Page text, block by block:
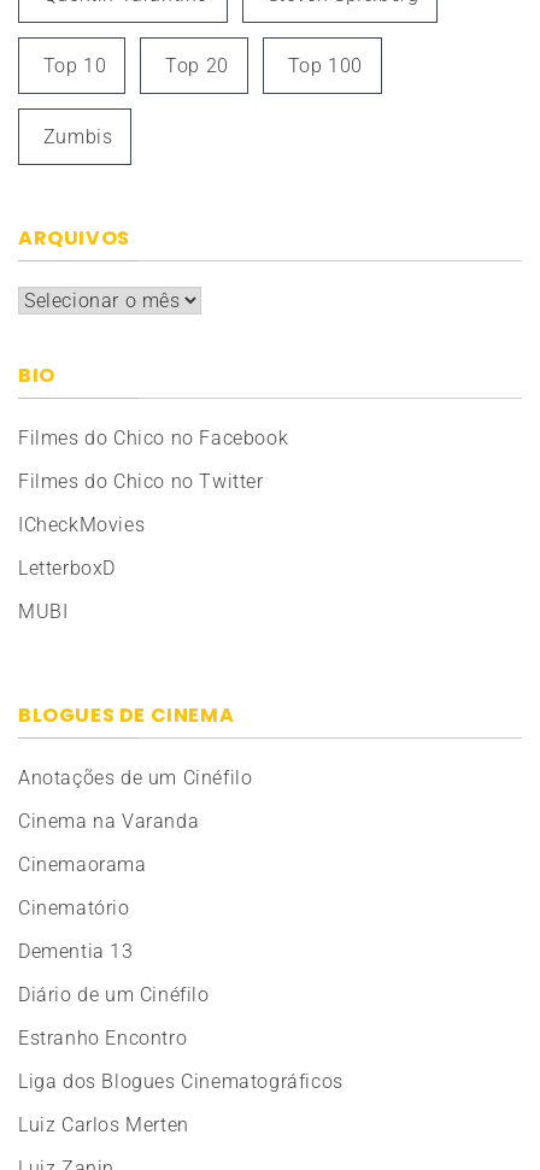
Top 10 Top 20 Top 100
Zumbis
ARQUIVOS
Arquivos
BIO
Filmes do Chico no Facebook
Filmes do Chico no Twitter
ICheckMovies
LetterboxD
MUBI
BLOGUES DE CINEMA
Anotações de um Cinéfilo
Cinema na Varanda
Cinemaorama
Cinematório
Dementia 13
Diário de um Cinéfilo
Estranho Encontro
Liga dos Blogues Cinematográficos
Luiz Carlos Merten